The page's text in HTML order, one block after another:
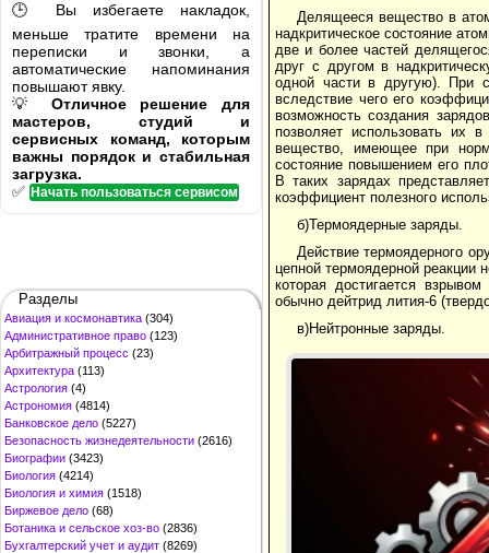
🕒 Вы избегаете накладок,
меньше тратите времени на
переписки и звонки, а
автоматические напоминания
повышают явку.
💡 Отличное решение для
мастеров, студий и
сервисных команд, которым
важны порядок и стабильная
загрузка.
✅ Начать пользоваться сервисом
Разделы
Авиация и космонавтика (304)
Административное право (123)
Арбитражный процесс (23)
Архитектура (113)
Астрология (4)
Астрономия (4814)
Банковское дело (5227)
Безопасность жизнедеятельности (2616)
Биографии (3423)
Биология (4214)
Биология и химия (1518)
Биржевое дело (68)
Ботаника и сельское хоз-во (2836)
Бухгалтерский учет и аудит (8269)
Делящееся вещество в
надкритическое состояние
две и более частей
друг с другом в
одной части в другую). При
вследствие чего его
возможность создания
позволяет использовать их
вещество, имеющее при
состояние повышением его
В таких зарядах
коэффициент полезного
б)Термоядерные заряды.
Действие термоядерного
цепной термоядерной реакции
которая достигается
обычно дейтрид лития-6
в)Нейтронные заряды.